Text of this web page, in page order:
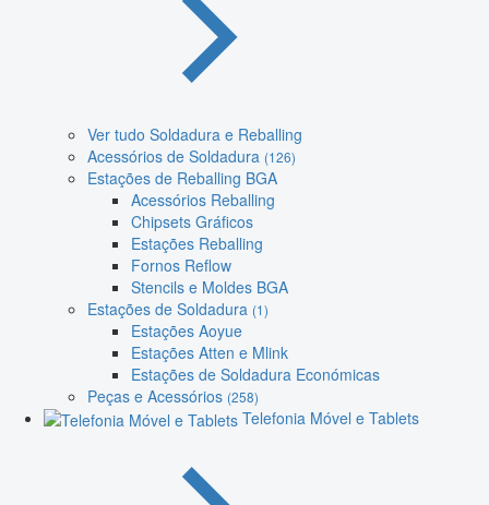
Ver tudo Soldadura e Reballing
Acessórios de Soldadura (126)
Estações de Reballing BGA
Acessórios Reballing
Chipsets Gráficos
Estações Reballing
Fornos Reflow
Stencils e Moldes BGA
Estações de Soldadura (1)
Estações Aoyue
Estações Atten e Mlink
Estações de Soldadura Económicas
Peças e Acessórios (258)
Telefonia Móvel e Tablets